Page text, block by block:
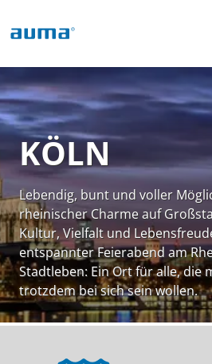
KÖLN
Lebendig, bunt und voller
rheinischer Charme auf
Kultur, Vielfalt und
entspannter Feierabend am
Stadtleben: Ein Ort für alle, die
trotzdem bei sich sein wollen.